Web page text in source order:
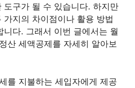
도구가 될 수 있습니다. 하지만
가지의 차이점이나 활용 방법
니다. 그래서 이번 글에서는 월
산 세액공제를 자세히 알아보
를 지불하는 세입자에게 제공